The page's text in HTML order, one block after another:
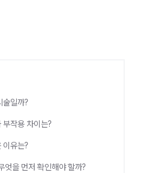
술일까?
부작용 차이는?
이유는?
엇을 먼저 확인해야 할까?